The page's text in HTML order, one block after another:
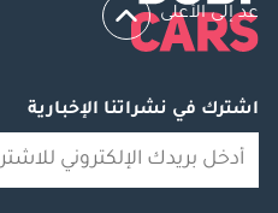
عد إلى الأعلى
اشترك في نشراتنا الإخبارية